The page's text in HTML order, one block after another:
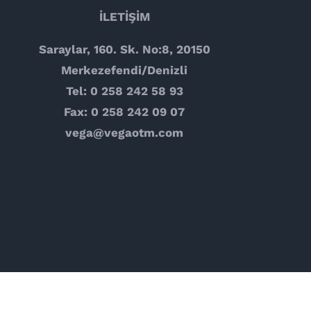
İLETİŞİM
Saraylar, 160. Sk. No:8, 20150
Merkezefendi/Denizli
Tel: 0 258 242 58 93
Fax: 0 258 242 09 07
vega@vegaotm.com